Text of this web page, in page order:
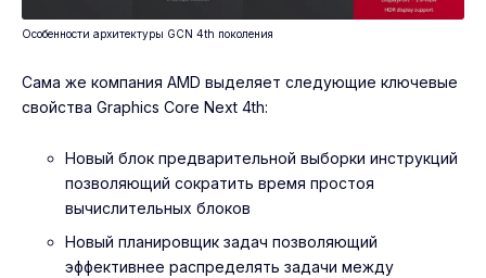
Особенности архитектуры GCN 4th поколения
Сама же компания AMD выделяет следующие ключевые
свойства Graphics Core Next 4th:
Новый блок предварительной выборки инструкций
позволяющий сократить время простоя
вычислительных блоков
Новый планировщик задач позволяющий
эффективнее распределять задачи между